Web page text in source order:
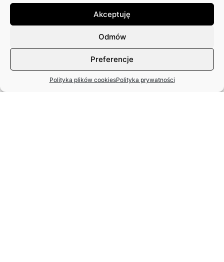
Akceptuję
Odmów
Preferencje
Polityka plików cookiesPolityka prywatności
PISMA: SCENY POLSKIE